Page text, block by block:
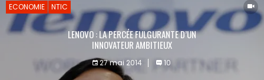
ECONOMIE NTIC
LENOVO : LA PERCÉE FULGURANTE D’UN
INNOVATEUR AMBITIEUX
27 mai 2014 10